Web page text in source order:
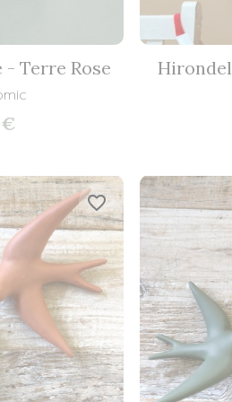
Terre Rose
favorite_border